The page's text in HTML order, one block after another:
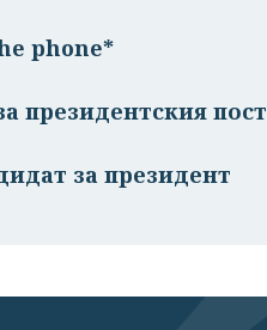
phone*
президентския пост
за президент